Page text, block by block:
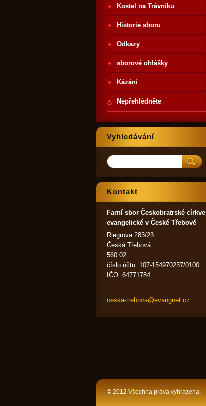
Kostel na Trávníku
Historie sboru
Odkazy
sborové ohlášky
Kázání
Nepřehlédněte
Vyhledávání
Kontakt
Farní sbor Českobratrské církve
evangelické v České Třebové
Riegrova 283/23
Česká Třebová
560 02
číslo účtu: 107-154970237/0100
IČO: 64771784
ceska-trebova@evangnet.cz
© 2012 Všechna práva vyhrazena.